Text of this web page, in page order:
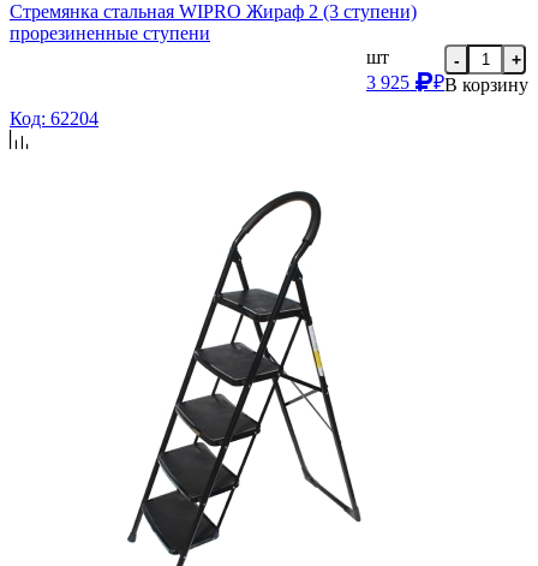
Стремянка стальная WIPRO Жираф 2 (3 ступени)
прорезиненные ступени
шт
3 925
₽
- +
В корзину
Код: 62204